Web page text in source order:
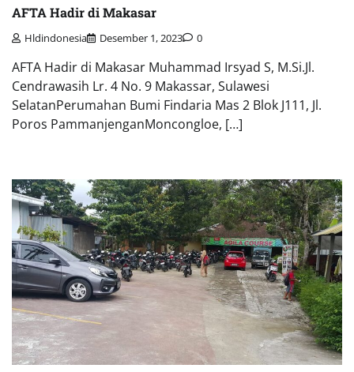
AFTA Hadir di Makasar
Hldindonesia Desember 1, 2023 0
AFTA Hadir di Makasar Muhammad Irsyad S, M.Si.Jl.
Cendrawasih Lr. 4 No. 9 Makassar, Sulawesi
SelatanPerumahan Bumi Findaria Mas 2 Blok J111, Jl.
Poros PammanjenganMoncongloe, […]